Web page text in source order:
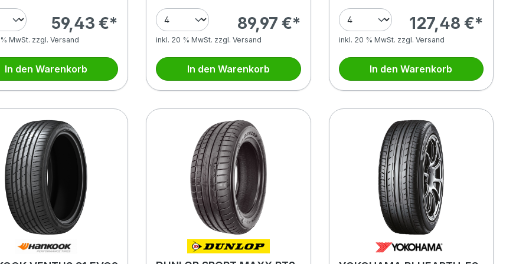
59,43 €*
MwSt. zzgl. Versand
In den Warenkorb
89,97 €*
inkl. 20 % MwSt. zzgl. Versand
In den Warenkorb
127,48 €*
inkl. 20 % MwSt. zzgl. Versand
In den Warenkorb